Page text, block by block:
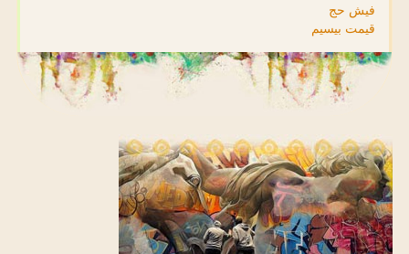
فیش حج
قیمت بیسیم